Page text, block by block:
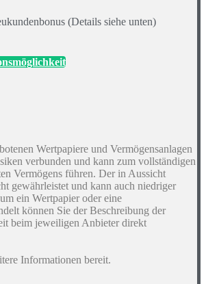
(Details siehe unten)
Wertpapiere und Vermögensanlagen
verbunden und kann zum vollständigen
Vermögens führen. Der in Aussicht
gewährleistet und kann auch niedriger
ein Wertpapier oder eine
können Sie der Beschreibung der
beim jeweiligen Anbieter direkt
Informationen bereit.